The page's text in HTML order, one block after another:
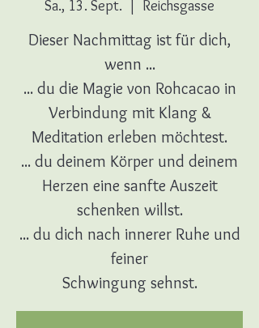
Sa., 13. Sept. Reichsgasse
Dieser Nachmittag ist für dich,
wenn ...
... du die Magie von Rohcacao in
Verbindung mit Klang &
Meditation erleben möchtest.
... du deinem Körper und deinem
Herzen eine sanfte Auszeit
schenken willst.
... du dich nach innerer Ruhe und
feiner
Schwingung sehnst.